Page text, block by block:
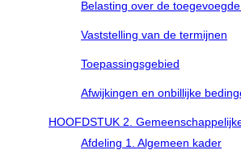
Belasting over de
Vaststelling van de termijnen
Toepassingsgebied
Afwijkingen en onbillijke
HOOFDSTUK 2.
Afdeling 1. Algemeen kader